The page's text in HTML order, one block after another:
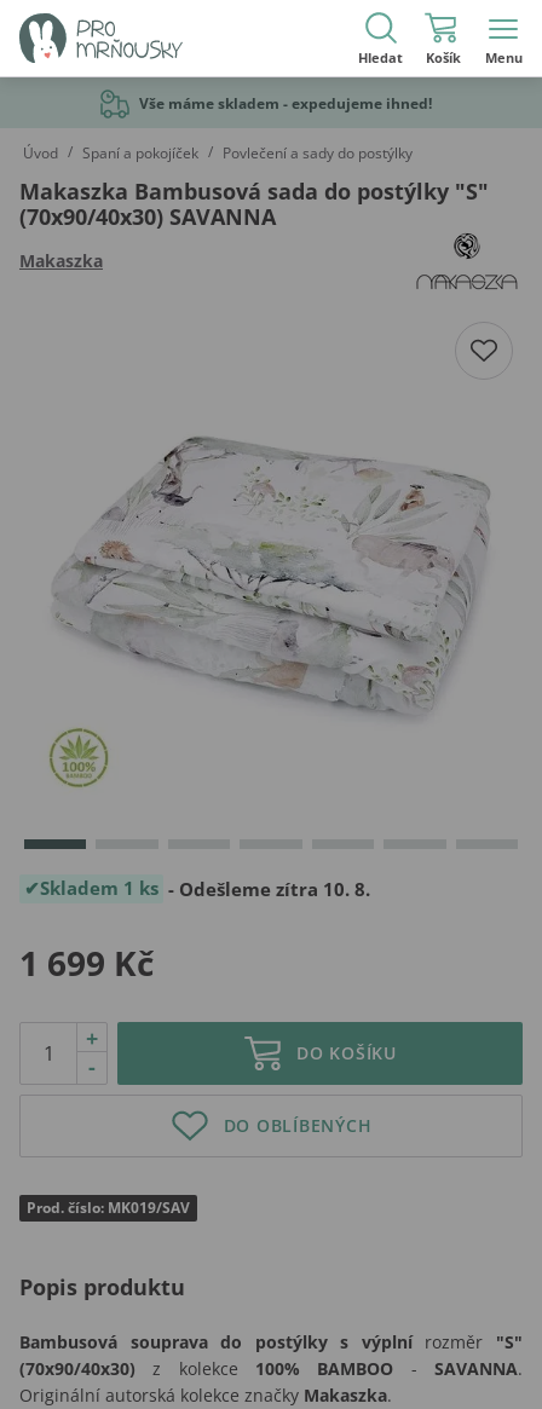
Hledat Košík Menu
Vše máme skladem - expedujeme ihned!
Úvod / Spaní a pokojíček / Povlečení a sady do postýlky
Makaszka Bambusová sada do postýlky "S"
(70x90/40x30) SAVANNA
Makaszka
Skladem 1 ks - Odešleme zítra 10. 8.
1 699 Kč
-
+
DO KOŠÍKU
DO OBLÍBENÝCH
Prod. číslo: MK019/SAV
Popis produktu
Bambusová souprava do postýlky s výplní rozměr "S"
(70x90/40x30)z kolekce 100% BAMBOO - SAVANNA.
Originální autorská kolekce značky Makaszka.